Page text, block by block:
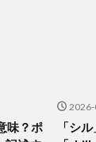
味？ポ
「シ